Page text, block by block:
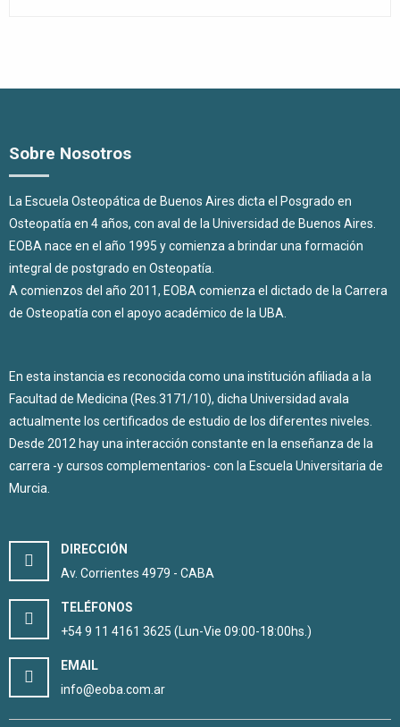
Sobre Nosotros
La Escuela Osteopática de Buenos Aires dicta el Posgrado en
Osteopatía en 4 años, con aval de la Universidad de Buenos Aires.
EOBA nace en el año 1995 y comienza a brindar una formación
integral de postgrado en Osteopatía.
A comienzos del año 2011, EOBA comienza el dictado de la Carrera
de Osteopatía con el apoyo académico de la UBA.
En esta instancia es reconocida como una institución afiliada a la
Facultad de Medicina (Res.3171/10), dicha Universidad avala
actualmente los certificados de estudio de los diferentes niveles.
Desde 2012 hay una interacción constante en la enseñanza de la
carrera -y cursos complementarios- con la Escuela Universitaria de
Murcia.
DIRECCIÓN
Av. Corrientes 4979 - CABA
TELÉFONOS
+54 9 11 4161 3625 (Lun-Vie 09:00-18:00hs.)
EMAIL
info@eoba.com.ar